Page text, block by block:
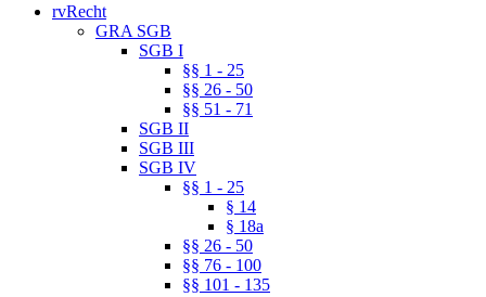
rvRecht
GRA SGB
SGB I
§§ 1 - 25
§§ 26 - 50
§§ 51 - 71
SGB II
SGB III
SGB IV
§§ 1 - 25
§ 14
§ 18a
§§ 26 - 50
§§ 76 - 100
§§ 101 - 135